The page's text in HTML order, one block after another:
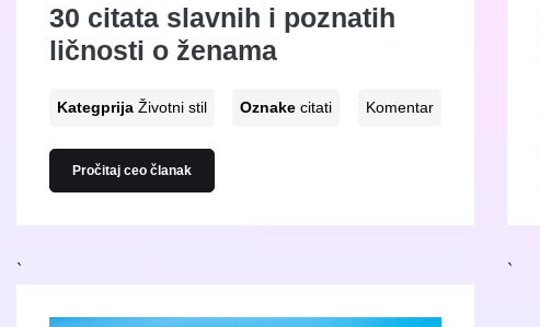
30 citata slavnih i poznatih
ličnosti o ženama
Kategprija Životni stil Oznakecitati Komentar
Pročitaj ceo članak
` `